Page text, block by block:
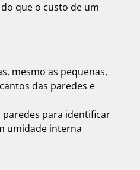
que o custo de um
mesmo as pequenas,
das paredes e
paredes para identificar
umidade interna